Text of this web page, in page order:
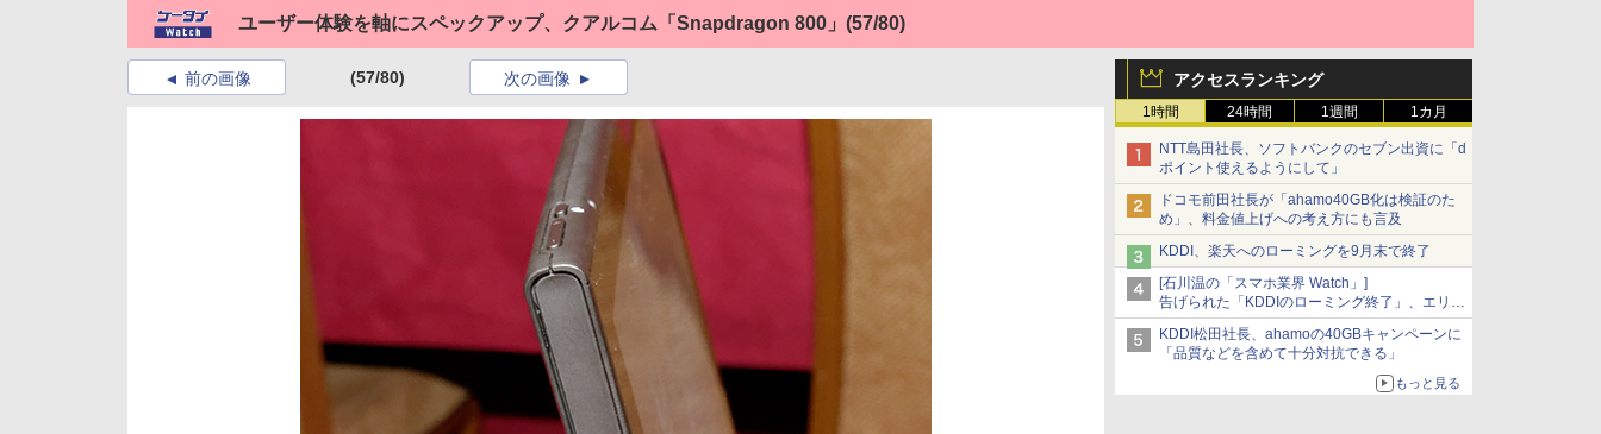
ユーザー体験を軸にスペックアップ、クアルコム「Snapdragon 800」 (57/80)
アクセスランキング
1時間 24時間 1週間 1カ月
NTT島田社長、ソフトバンクのセブン出資に「d
ポイント使えるようにして」
ドコモ前田社長が「ahamo40GB化は検証のた
め」、料金値上げへの考え方にも言及
KDDI、楽天へのローミングを9月末で終了
[石川温の「スマホ業界 Watch」]
告げられた「KDDIのローミング終了」、エリア
マップの落とし穴と楽天モバイルの課題
KDDI松田社長、ahamoの40GBキャンペーンに
「品質などを含めて十分対抗できる」
もっと見る
前の画像 (57/80) 次の画像